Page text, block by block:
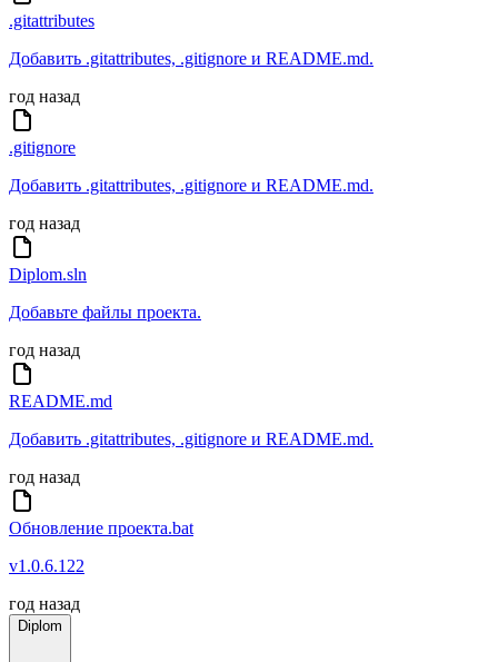
.gitattributes
Добавить .gitattributes, .gitignore и README.md.
год назад
.gitignore
Добавить .gitattributes, .gitignore и README.md.
год назад
Diplom.sln
Добавьте файлы проекта.
год назад
README.md
Добавить .gitattributes, .gitignore и README.md.
год назад
Обновление проекта.bat
v1.0.6.122
год назад
Diplom